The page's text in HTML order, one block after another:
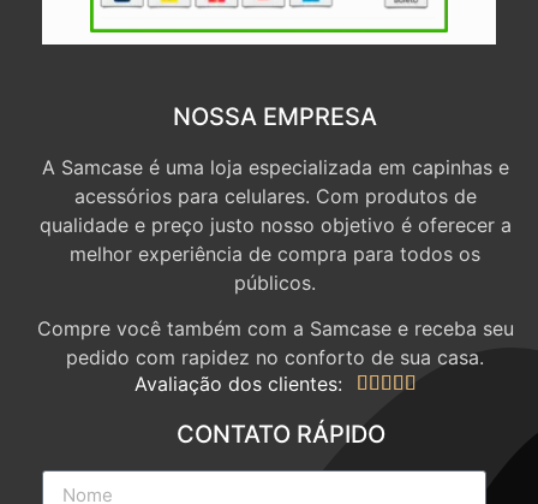
NOSSA EMPRESA
A Samcase é uma loja especializada em capinhas e
acessórios para celulares. Com produtos de
qualidade e preço justo nosso objetivo é oferecer a
melhor experiência de compra para todos os
públicos.
Compre você também com a Samcase e receba seu
pedido com rapidez no conforto de sua casa.
Avaliação dos clientes:
    
CONTATO RÁPIDO